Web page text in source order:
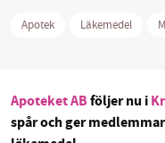
OM OSS
Apotek Läkemedel
Apoteket ABföljer nu i
spår och ger